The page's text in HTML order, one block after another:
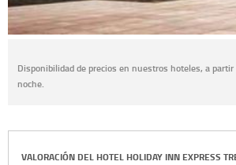
Disponibilidad de precios en nuestros hoteles, a partir
noche.
VALORACIÓN DEL HOTEL HOLIDAY INN EXPRESS